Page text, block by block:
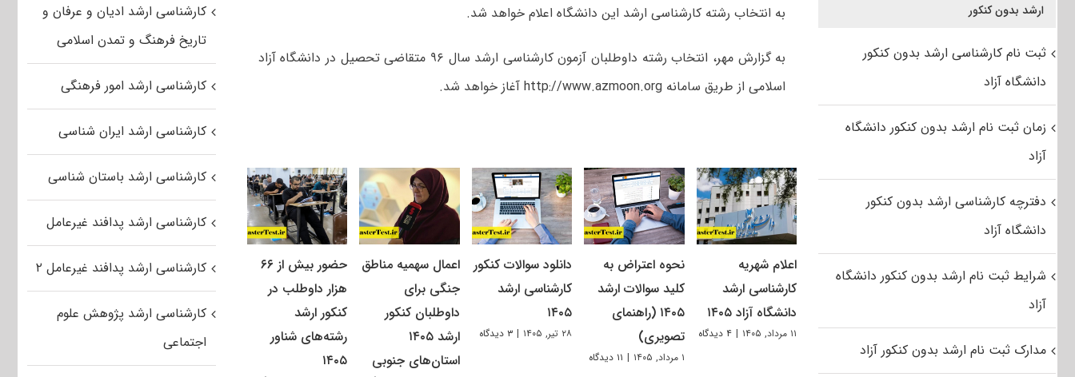
به انتخاب رشته کارشناسی ارشد این دانشگاه اعلام خواهد شد.
به گزارش مهر، انتخاب رشته داوطلبان آزمون کارشناسی ارشد سال ۹۶ متقاضی تحصیل در دانشگاه آزاد
اسلامی از طریق سامانه http://www.azmoon.org آغاز خواهد شد.
اعلام شهریه
کارشناسی ارشد
دانشگاه آزاد ۱۴۰۵
۱۱ مرداد, ۱۴۰۵ | ۴ دیدگاه
نحوه اعتراض به
کلید سوالات ارشد
۱۴۰۵ (راهنمای
تصویری)
۱ مرداد, ۱۴۰۵ | ۱۱ دیدگاه
دانلود سوالات کنکور
کارشناسی ارشد
۱۴۰۵
۲۸ تیر, ۱۴۰۵ | ۳ دیدگاه
اعمال سهمیه مناطق
جنگی برای
داوطلبان کنکور
ارشد ۱۴۰۵
استان‌های جنوبی
حضور بیش از ۶۶
هزار داوطلب در
کنکور ارشد
رشته‌های شناور
۱۴۰۵
کارشناسی ارشد ادیان و عرفان و
تاریخ فرهنگ و تمدن اسلامی
کارشناسی ارشد امور فرهنگی
کارشناسی ارشد ایران شناسی
کارشناسی ارشد باستان شناسی
کارشناسی ارشد پدافند غیرعامل
کارشناسی ارشد پدافند غیرعامل ۲
کارشناسی ارشد پژوهش علوم
اجتماعی
ارشد بدون کنکور
ثبت نام کارشناسی ارشد بدون کنکور
دانشگاه آزاد
زمان ثبت نام ارشد بدون کنکور دانشگاه
آزاد
دفترچه کارشناسی ارشد بدون کنکور
دانشگاه آزاد
شرایط ثبت نام ارشد بدون کنکور دانشگاه
آزاد
مدارک ثبت نام ارشد بدون کنکور آزاد